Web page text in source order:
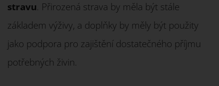
stravu. Přirozená strava by měla být stále
základem výživy, a doplňky by měly být použity
jako podpora pro zajištění dostatečného příjmu
potřebných živin.